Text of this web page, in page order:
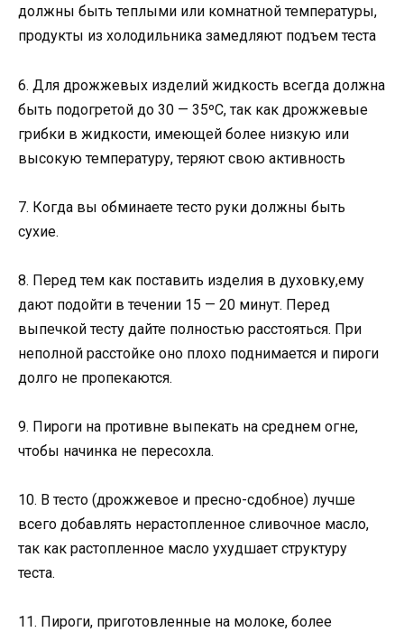
должны быть теплыми или комнатной температуры,
продукты из холодильника замедляют подъем теста
6. Для дрожжевых изделий жидкость всегда должна
быть подогретой до 30 — 35ºС, так как дрожжевые
грибки в жидкости, имеющей более низкую или
высокую температуру, теряют свою активность
7. Когда вы обминаете тесто руки должны быть
сухие.
8. Перед тем как поставить изделия в духовку,ему
дают подойти в течении 15 — 20 минут. Перед
выпечкой тесту дайте полностью расстояться. При
неполной расстойке оно плохо поднимается и пироги
долго не пропекаются.
9. Пироги на противне выпекать на среднем огне,
чтобы начинка не пересохла.
10. В тесто (дрожжевое и пресно-сдобное) лучше
всего добавлять нерастопленное сливочное масло,
так как растопленное масло ухудшает структуру
теста.
11. Пироги, приготовленные на молоке, более